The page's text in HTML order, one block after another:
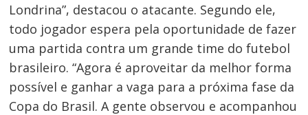
Londrina”, destacou o atacante. Segundo ele,
todo jogador espera pela oportunidade de fazer
uma partida contra um grande time do futebol
brasileiro. “Agora é aproveitar da melhor forma
possível e ganhar a vaga para a próxima fase da
Copa do Brasil. A gente observou e acompanhou
Navegação
de
Post